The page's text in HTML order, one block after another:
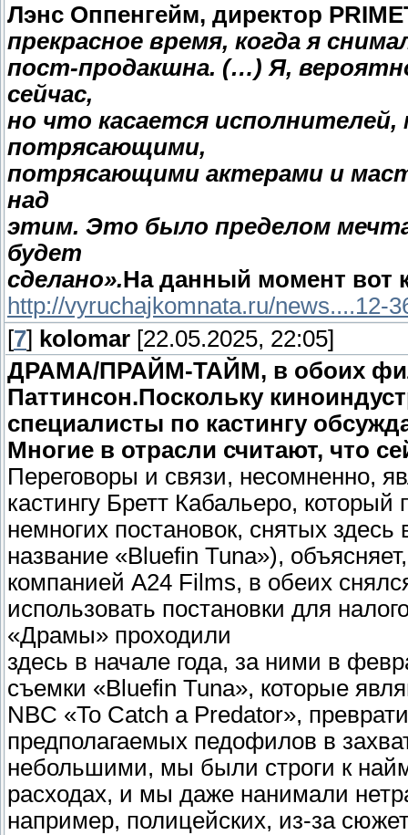
Лэнс Оппенгейм, директор
прекрасное время, когда я
пост-продакшна. (…) Я,
сейчас,
но что касается
потрясающими,
потрясающими актерами и
над
этим. Это было пределом
будет
сделано».На данный момент вот
http://vyruchajkomnata.ru/news....12-
[7] kolomar [22.05.2025, 22:05]
ДРАМА/ПРАЙМ-ТАЙМ, в обоих
Паттинсон.Поскольку
специалисты по кастингу
Многие в отрасли считают, что
Переговоры и связи, несомненно,
кастингу Бретт Кабальеро,
немногих постановок, снятых
название «Bluefin Tuna»),
компанией A24 Films, в обеих
использовать постановки для
«Драмы» проходили
здесь в начале года, за ними в
съемки «Bluefin Tuna», которые
NBC «To Catch a Predator»,
предполагаемых педофилов в
небольшими, мы были строги к
расходах, и мы даже нанимали
например, полицейских, из-за